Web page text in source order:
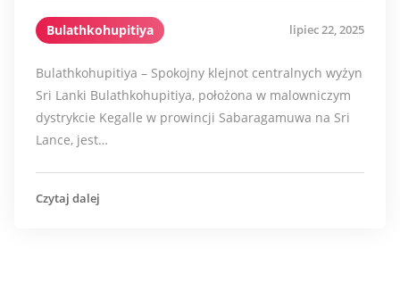
Bulathkohupitiya lipiec 22, 2025
Bulathkohupitiya – Spokojny klejnot centralnych wyżyn
Sri Lanki Bulathkohupitiya, położona w malowniczym
dystrykcie Kegalle w prowincji Sabaragamuwa na Sri
Lance, jest…
Czytaj dalej